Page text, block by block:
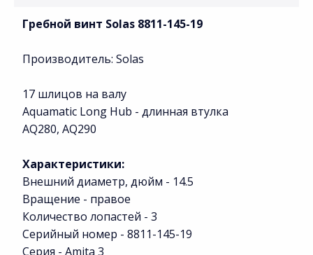
Гребной винт Solas 8811-145-19
Производитель: Solas
17 шлицов на валу
Aquamatic Long Hub - длинная втулка
AQ280, AQ290
Характеристики:
Внешний диаметр, дюйм - 14.5
Вращение - правое
Количество лопастей - 3
Серийный номер - 8811-145-19
Серия - Amita 3